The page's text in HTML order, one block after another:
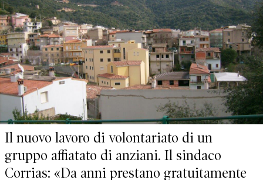
Il nuovo lavoro di volontariato di un
gruppo affiatato di anziani. Il sindaco
Corrias: «Da anni prestano gratuitamente